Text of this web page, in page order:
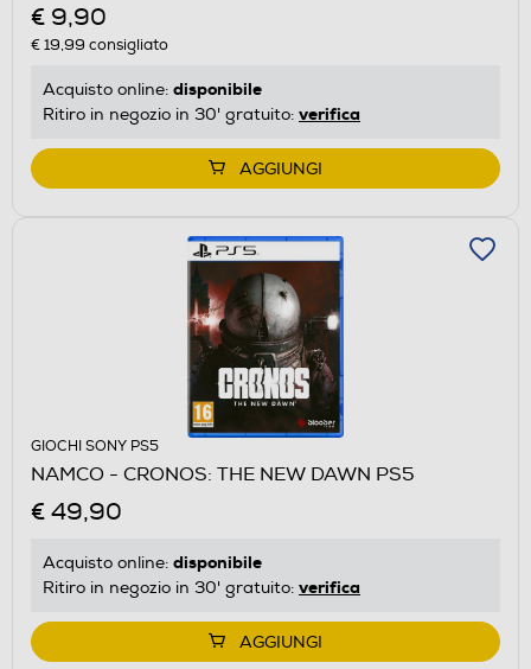
€ 9,90
€ 19,99 consigliato
Acquisto online: disponibile
Ritiro in negozio in 30' gratuito: verifica
AGGIUNGI
GIOCHI SONY PS5
NAMCO - CRONOS: THE NEW DAWN PS5
€ 49,90
Acquisto online: disponibile
Ritiro in negozio in 30' gratuito: verifica
AGGIUNGI